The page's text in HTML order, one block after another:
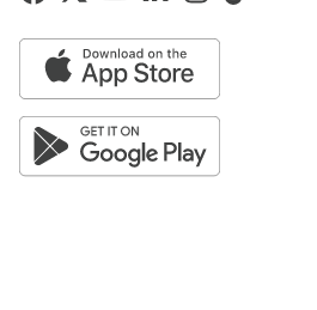
mnogo o srpskoj književnosti,
klasike i autore sa Balkana koji
jeziku“, navodi on.
Centralno mesto njegovog
zauzima roman „Proleće
finansijskom krizom i urušavanjem
„Radi se o finansijskoj krizi,
menja. Te teme su univerzalne i